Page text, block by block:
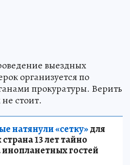
выездных
организуется по
прокуратуры. Верить
стоит.
натянули «сетку»для
13 лет тайно
инопланетных гостей